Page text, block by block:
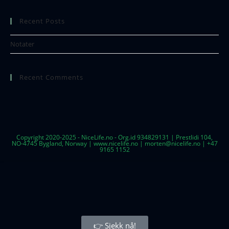
Recent Posts
Notater
Recent Comments
Copyright 2020-2025 - NiceLife.no - Org.id 934829131 | Prestlidi 104,
NO-4745 Bygland, Norway | www.nicelife.no | morten@nicelife.no | +47
9165 1152
👉 Sjekk nå!